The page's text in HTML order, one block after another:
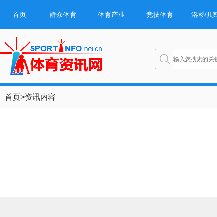
首页 群众体育 体育产业 竞技体育 洛杉矶
首页>资讯内容